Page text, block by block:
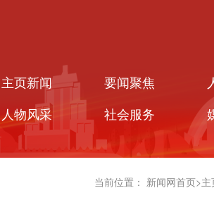
主页新闻 要闻聚焦
人物风采
社会服务
当前位置： 新闻网首页>